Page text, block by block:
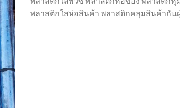
พลาสติกใสห่อสินค้า พลาสติกคลุมสินค้ากันฝุ่